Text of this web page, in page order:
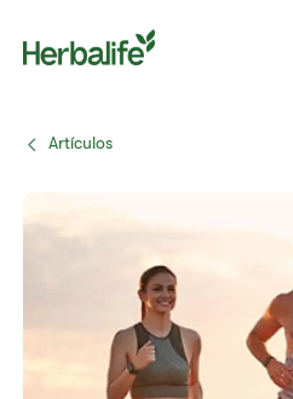
Artículos